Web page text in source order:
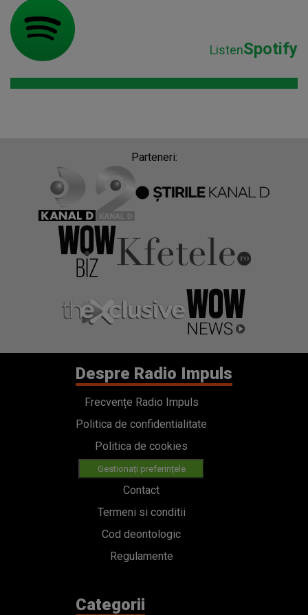
ListenSpotify
Parteneri:
Despre Radio Impuls
Frecvențe Radio Impuls
Politica de confidentialitate
Politica de cookies
Gestionați preferințele
Contact
Termeni si conditii
Cod deontologic
Regulamente
Categorii